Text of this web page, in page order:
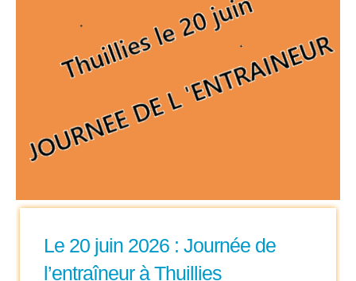
Le 20 juin 2026 : Journée de
l’entraîneur à Thuillies